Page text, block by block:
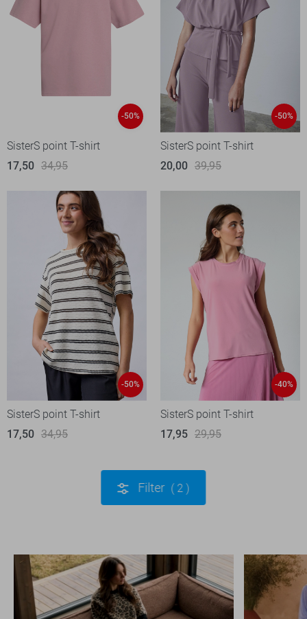
-50%
SisterS point T-shirt
17,50 34,95
-50%
SisterS point T-shirt
20,00 39,95
-50%
SisterS point T-shirt
17,50 34,95
-40%
SisterS point T-shirt
17,95 29,95
Filter 2